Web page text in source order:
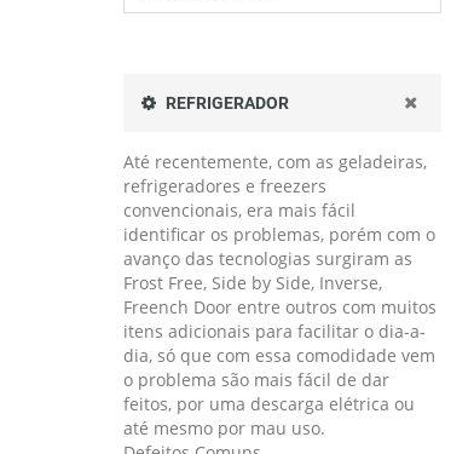
REFRIGERADOR
Até recentemente, com as geladeiras,
refrigeradores e freezers
convencionais, era mais fácil
identificar os problemas, porém com o
avanço das tecnologias surgiram as
Frost Free, Side by Side, Inverse,
Freench Door entre outros com muitos
itens adicionais para facilitar o dia-a-
dia, só que com essa comodidade vem
o problema são mais fácil de dar
feitos, por uma descarga elétrica ou
até mesmo por mau uso.